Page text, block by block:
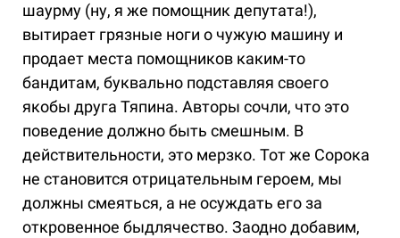
шаурму (ну, я же помощник депутата!),
вытирает грязные ноги о чужую машину и
продает места помощников каким-то
бандитам, буквально подставляя своего
якобы друга Тяпина. Авторы сочли, что это
поведение должно быть смешным. В
действительности, это мерзко. Тот же Сорока
не становится отрицательным героем, мы
должны смеяться, а не осуждать его за
откровенное быдлячество. Заодно добавим,